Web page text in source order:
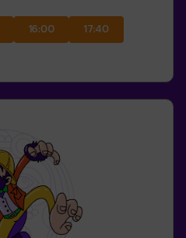
16:00 17:40